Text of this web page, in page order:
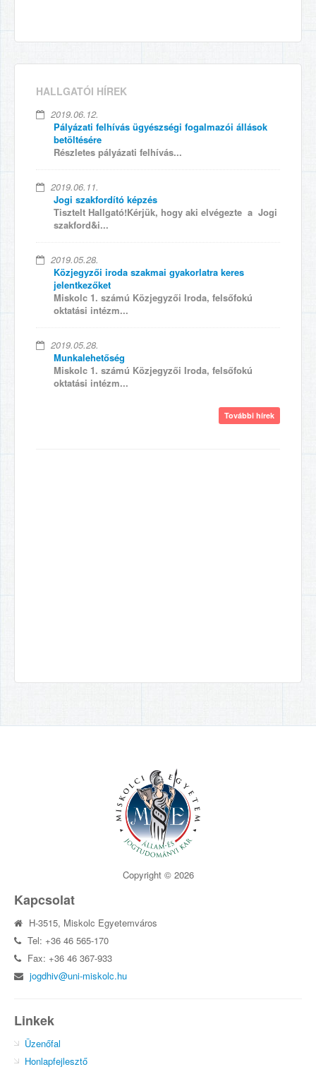
HALLGATÓI HÍREK
2019.06.12.
Pályázati felhívás ügyészségi fogalmazói állások
betöltésére
Részletes pályázati felhívás...
2019.06.11.
Jogi szakfordító képzés
Tisztelt Hallgató!Kérjük, hogy aki elvégezte a Jogi
szakford&i...
2019.05.28.
Közjegyzői iroda szakmai gyakorlatra keres
jelentkezőket
Miskolc 1. számú Közjegyzői Iroda, felsőfokú
oktatási intézm...
2019.05.28.
Munkalehetőség
Miskolc 1. számú Közjegyzői Iroda, felsőfokú
oktatási intézm...
További hírek
Copyright © 2026
Kapcsolat
H-3515, Miskolc Egyetemváros
Tel: +36 46 565-170
Fax: +36 46 367-933
jogdhiv@uni-miskolc.hu
Linkek
Üzenőfal
Honlapfejlesztő